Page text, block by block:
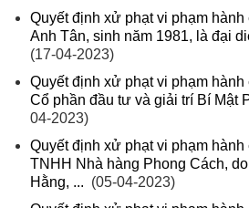
Quyết định xử phạt vi phạm
Anh Tân, sinh năm 1981, là đại
(17-04-2023)
Quyết định xử phạt vi phạm
Cổ phần đầu tư và giải trí Bí Mật
04-2023)
Quyết định xử phạt vi phạm
TNHH Nhà hàng Phong Cách,
Hằng, ... (05-04-2023)